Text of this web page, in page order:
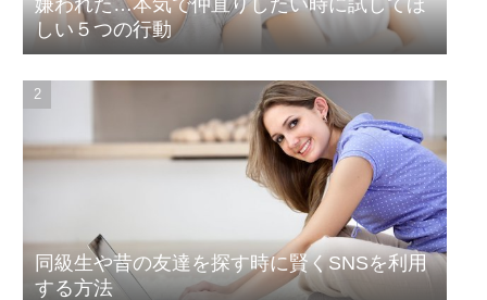
しい５つの行動
同級生や昔の友達を探す時に賢くSNSを利用
する方法